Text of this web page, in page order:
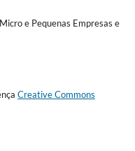
e Pequenas Empresas e
Creative Commons